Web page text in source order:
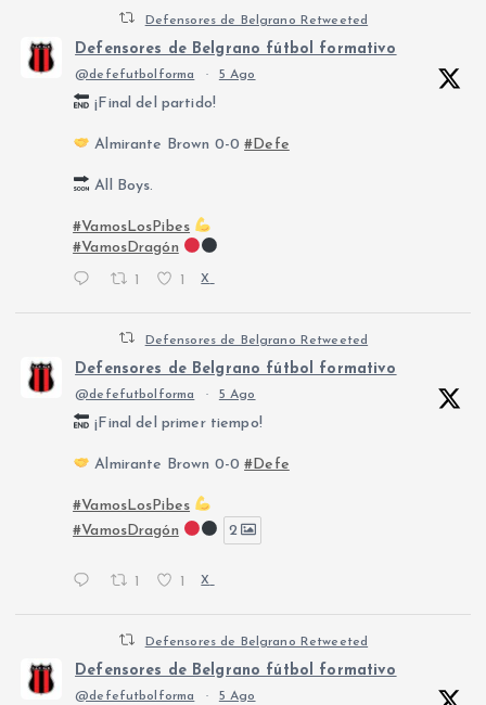
Defensores de Belgrano Retweeted
Defensores de Belgrano fútbol formativo
@defefutbolforma · 5 Ago
¡Final del partido!
Almirante Brown 0-0#Defe
All Boys.
#VamosLosPibes
#VamosDragón
1 1 X
Defensores de Belgrano Retweeted
Defensores de Belgrano fútbol formativo
@defefutbolforma · 5 Ago
¡Final del primer tiempo!
Almirante Brown 0-0#Defe
#VamosLosPibes
#VamosDragón
2
X
Defensores de Belgrano Retweeted
Defensores de Belgrano fútbol formativo
@defefutbolforma · 5 Ago